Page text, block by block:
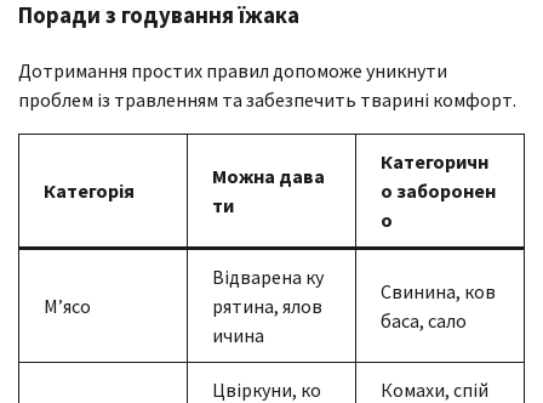
Поради з годування їжака
Дотримання простих правил допоможе уникнути
проблем із травленням та забезпечить тварині комфорт.
Категорія
Можна дава
ти
Категоричн
о заборонен
о
М’ясо
Відварена ку
рятина, ялов
ичина
Свинина, ков
баса, сало
Цвіркуни, ко
Комахи, спій